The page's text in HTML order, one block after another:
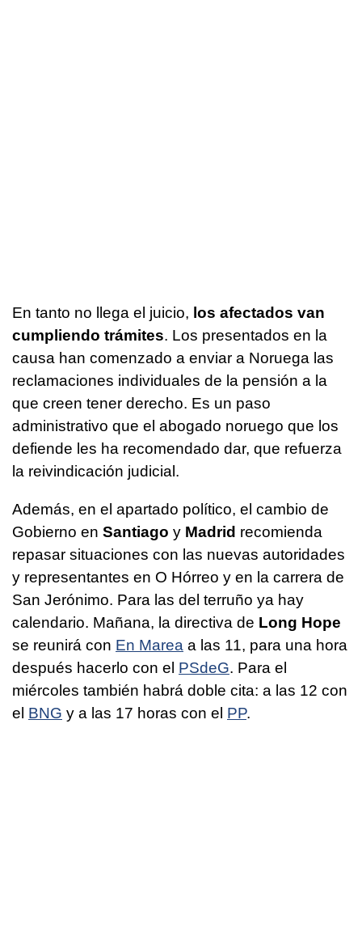
En tanto no llega el juicio, los afectados van
cumpliendo trámites. Los presentados en la
causa han comenzado a enviar a Noruega las
reclamaciones individuales de la pensión a la
que creen tener derecho. Es un paso
administrativo que el abogado noruego que los
defiende les ha recomendado dar, que refuerza
la reivindicación judicial.
Además, en el apartado político, el cambio de
Gobierno en Santiago y Madrid recomienda
repasar situaciones con las nuevas autoridades
y representantes en O Hórreo y en la carrera de
San Jerónimo. Para las del terruño ya hay
calendario. Mañana, la directiva de Long Hope
se reunirá con En Marea a las 11, para una hora
después hacerlo con el PSdeG. Para el
miércoles también habrá doble cita: a las 12 con
el BNG y a las 17 horas con el PP.